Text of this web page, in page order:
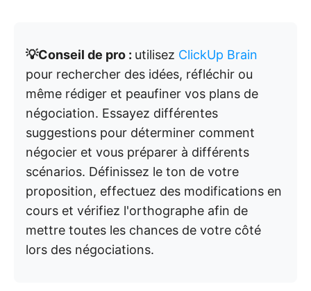
💡Conseil de pro : utilisez ClickUp Brain
pour rechercher des idées, réfléchir ou
même rédiger et peaufiner vos plans de
négociation. Essayez différentes
suggestions pour déterminer comment
négocier et vous préparer à différents
scénarios. Définissez le ton de votre
proposition, effectuez des modifications en
cours et vérifiez l'orthographe afin de
mettre toutes les chances de votre côté
lors des négociations.